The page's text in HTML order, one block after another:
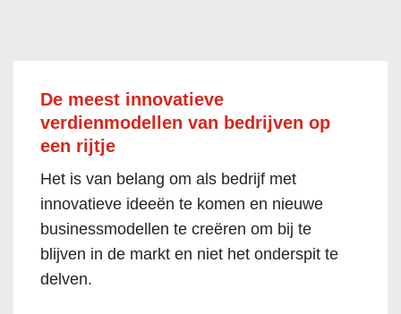
De meest innovatieve
verdienmodellen van bedrijven op
een rijtje
Het is van belang om als bedrijf met
innovatieve ideeën te komen en nieuwe
businessmodellen te creëren om bij te
blijven in de markt en niet het onderspit te
delven.